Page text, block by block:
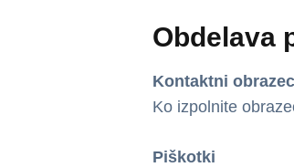
Obdelava
Kontaktni obrazec
Ko izpolnite
Piškotki